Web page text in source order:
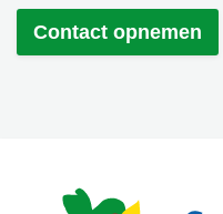
Contact opnemen